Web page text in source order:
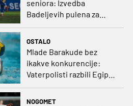
seniora: Izvedba
Badeljevih pulena za
čistu peticu protiv
OSTALO
Mlade Barakude bez
ikakve konkurencije:
Vaterpolisti razbili Egipat
za polufinale SP-a!
NOGOMET